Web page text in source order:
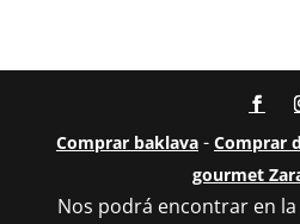
Comprar baklava- Comprar
gourmet
Nos podrá encontrar en la